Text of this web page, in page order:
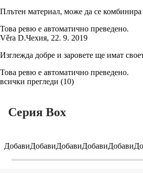
Плътен материал, може да се комбинира
Това ревю е автоматично преведено.
Věra D.Чехия, 22. 9. 2019
Изглежда добре и заровете ще имат
Това ревю е автоматично преведено.
всички прегледи (10)
Серия Box
ДобавиДобавиДобавиДобавиДобави